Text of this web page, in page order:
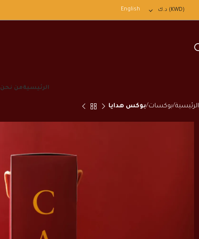
(KWD) د.ك English
الرئيسيةمن نحن
الرئيسية بوكسات بوكس هدايا